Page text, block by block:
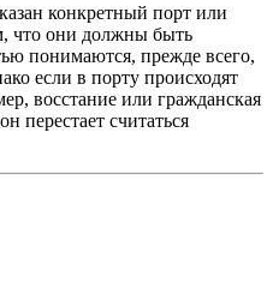
конкретный порт или
что они должны быть
понимаются, прежде всего,
если в порту происходят
восстание или гражданская
перестает считаться